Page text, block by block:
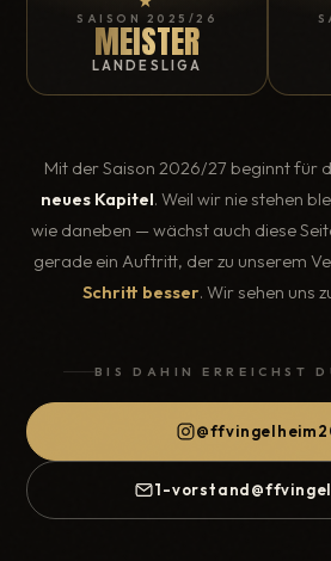
SAISON 2025/26
MEISTER
LANDESLIGA
Mit der Saison 2026/27 beginnt für
neues Kapitel. Weil wir nie stehen
wie daneben — wächst auch diese
gerade ein Auftritt, der zu unserem
Schritt besser. Wir sehen uns
BIS DAHIN ERREICHST
1-